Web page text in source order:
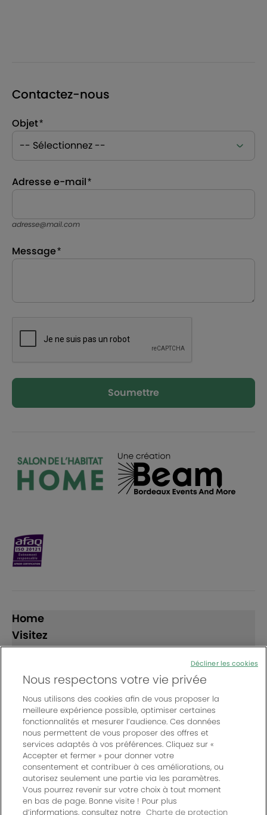
Contactez-nous
Objet
Adresse e-mail
adresse@mail.com
Message
Soumettre
Home
Visitez
Exposez
Suivez-nous
© Bordeaux Events And More | Rue Jean Samazeuilh - CS
20088 - 33070 Bordeaux cedex - France
Un événement organisé par Bordeaux Events And More
Nous respectons votre vie privée
Nous utilisons des cookies afin de vous proposer la
meilleure expérience possible, optimiser certaines
fonctionnalités et mesurer l’audience. Ces données
nous permettent de vous proposer des offres et
services adaptés à vos préférences. Cliquez sur «
Accepter et fermer » pour donner votre
consentement et contribuer à ces améliorations, ou
autorisez seulement une partie via les paramètres.
Vous pourrez revenir sur votre choix à tout moment
en bas de page. Bonne visite ! Pour plus
d’informations, consultez notre Charte de protection
Décliner les cookies